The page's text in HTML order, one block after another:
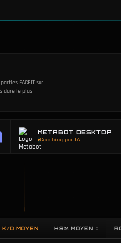
FACEIT sur
dure le plus
METABOT DESKTOP
Coaching par IA
K/D MOYEN HS% MOYEN